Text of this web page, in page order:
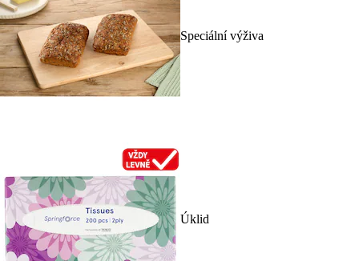
Speciální výživa
Úklid